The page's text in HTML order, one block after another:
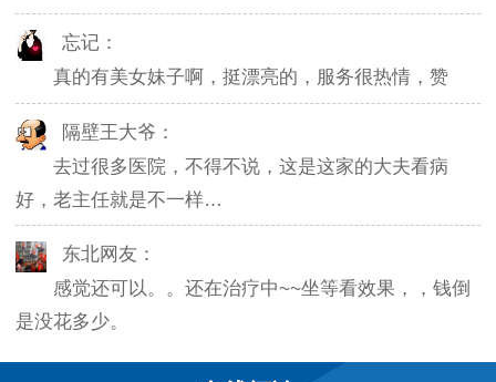
忘记：
真的有美女妹子啊，挺漂亮的，服务很热情，赞
隔壁王大爷：
去过很多医院，不得不说，这是这家的大夫看病
好，老主任就是不一样…
东北网友：
感觉还可以。。还在治疗中~~坐等看效果，，钱倒
是没花多少。
韦之风：